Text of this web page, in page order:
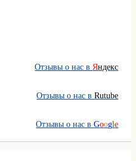
Отзывы о нас вЯндекс
Отзывы о нас вRutube
Отзывы о нас вGoogle